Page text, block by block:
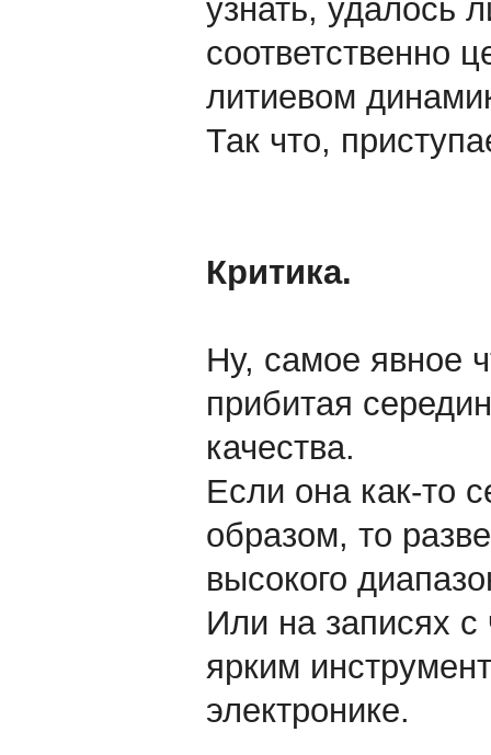
узнать, удалось
соответственно
литиевом
Так что,
Критика.
Ну, самое явное
прибитая
качества.
Если она как-то
образом, то
высокого
Или на записях
ярким
электронике.